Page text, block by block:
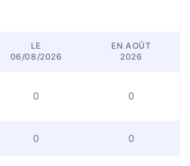
LE
06/08/2026
EN AOÛT
2026
0 0
0 0